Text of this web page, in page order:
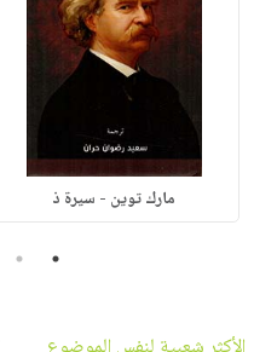
مارك توين - سيرة ذ
1
2